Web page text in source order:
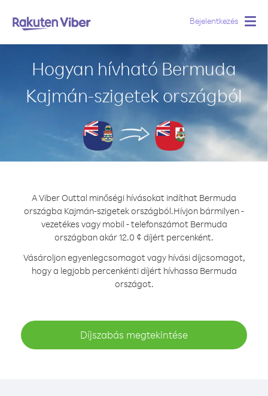
Bejelentkezés
Hogyan hívható Bermuda
Kajmán-szigetek országból
A Viber Outtal minőségi hívásokat indíthat Bermuda
országba Kajmán-szigetek országból.Hívjon bármilyen -
vezetékes vagy mobil - telefonszámot Bermuda
országban akár 12.0 ¢ díjért percenként.
Vásároljon egyenlegcsomagot vagy hívási díjcsomagot,
hogy a legjobb percenkénti díjért hívhassa Bermuda
országot.
Díjszabás megtekintése